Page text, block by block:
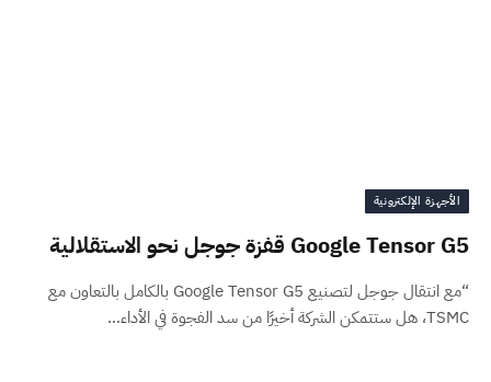
الأجهزة الإلكترونية
Google Tensor G5 قفزة جوجل نحو الاستقلالية
“مع انتقال جوجل لتصنيع Google Tensor G5 بالكامل بالتعاون مع
TSMC، هل ستتمكن الشركة أخيرًا من سد الفجوة في الأداء…